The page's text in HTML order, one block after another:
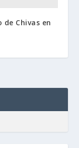
Chivas en